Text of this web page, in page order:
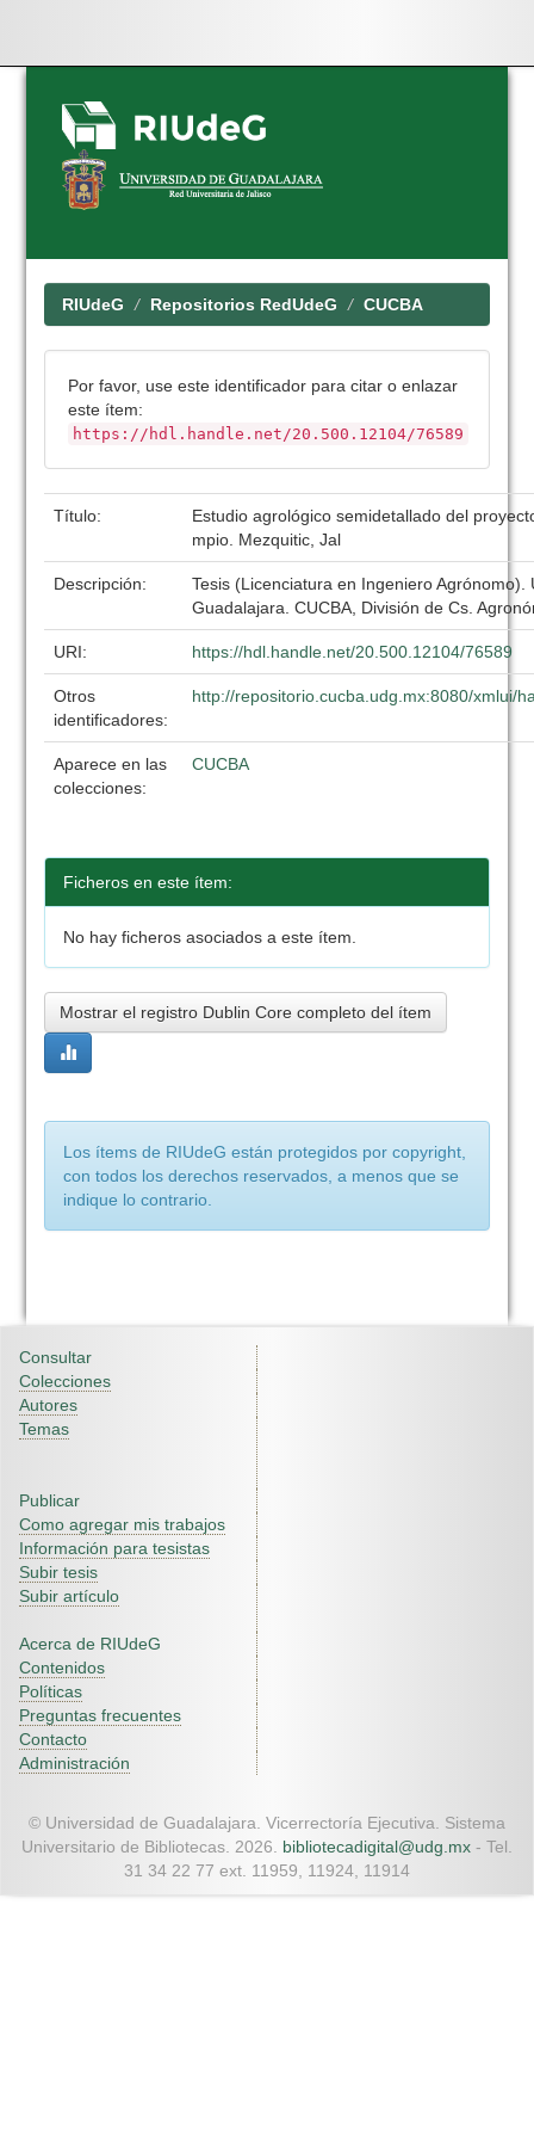
Skip
navigation
RIUdeG Repositorios RedUdeG CUCBA
Por favor, use este identificador para citar o enlazar
este ítem:
https://hdl.handle.net/20.500.12104/76589
Título:
Estudio agrológico semidetallado del
mpio. Mezquitic, Jal
Descripción:
Tesis (Licenciatura en Ingeniero Agrónomo).
Guadalajara. CUCBA, División de Cs.
URI: https://hdl.handle.net/20.500.12104/76589
Otros
identificadores:
http://repositorio.cucba.udg.mx:8080/xmlui/
Aparece en las
colecciones:
CUCBA
Ficheros en este ítem:
No hay ficheros asociados a este ítem.
Mostrar el registro Dublin Core completo del ítem
Los ítems de RIUdeG están protegidos por copyright,
con todos los derechos reservados, a menos que se
indique lo contrario.
Consultar
Colecciones
Autores
Temas
Publicar
Como agregar mis trabajos
Información para tesistas
Subir tesis
Subir artículo
Acerca de RIUdeG
Contenidos
Políticas
Preguntas frecuentes
Contacto
Administración
© Universidad de Guadalajara. Vicerrectoría Ejecutiva. Sistema
Universitario de Bibliotecas. 2026. bibliotecadigital@udg.mx - Tel.
31 34 22 77 ext. 11959, 11924, 11914